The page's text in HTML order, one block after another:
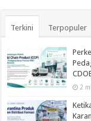
Terkini Terpopuler
2